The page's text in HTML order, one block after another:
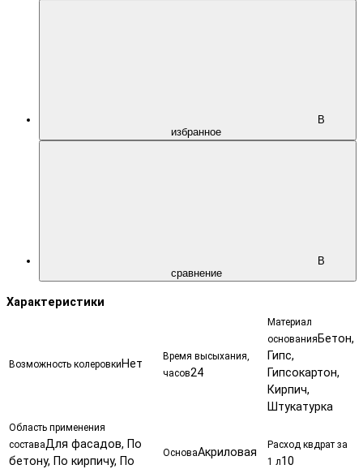
В
избранное
В
сравнение
Характеристики
Возможность колеровки Нет
Время высыхания,
часов24
Материал
основания Бетон,
Гипс,
Гипсокартон,
Кирпич,
Штукатурка
Область применения
составаДля фасадов, По
бетону, По кирпичу, По
ОсноваАкриловая
Расход квдрат за
1 л10